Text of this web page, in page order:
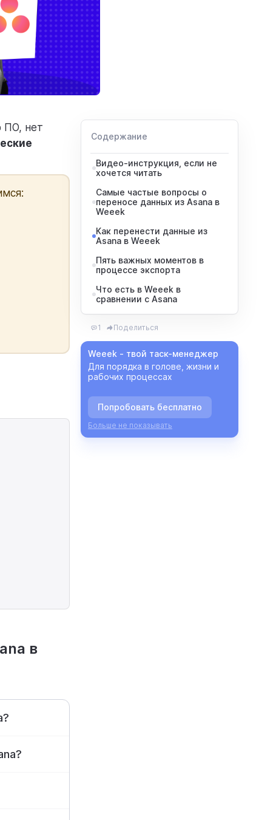
ПО, нет
в
Содержание
Видео-инструкция, если не
хочется читать
Самые частые вопросы о
переносе данных из Asana в
Weeek
Как перенести данные из
Asana в Weeek
Пять важных моментов в
процессе экспорта
Что есть в Weeek в
сравнении с Asana
1 Поделиться
Weeek - твой таск-менеджер
Для порядка в голове, жизни и
рабочих процессах
Попробовать бесплатно
Больше не показывать